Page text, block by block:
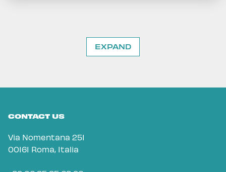
EXPAND
CONTACT US
Via Nomentana 251
00161 Roma, Italia